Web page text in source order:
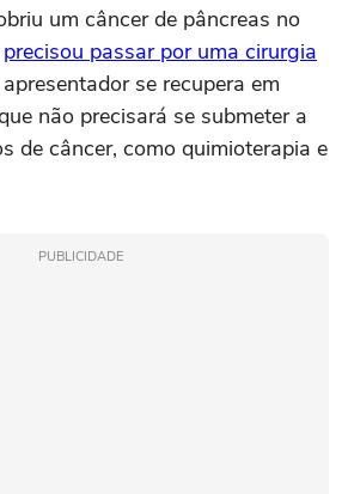
um câncer de pâncreas no
precisou passar por uma cirurgia
se recupera em
não precisará se submeter a
de câncer, como quimioterapia e
PUBLICIDADE